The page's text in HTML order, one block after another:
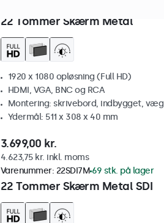
22 Tommer Skærm Metal
1920 x 1080 opløsning (Full HD)
HDMI, VGA, BNC og RCA
Montering: skrivebord, indbygget, væg
Ydermål: 511 x 308 x 40 mm
3.699,00 kr.
4.623,75 kr. inkl. moms
22 Tommer Skærm Metal SDI
Varenummer: 22SDI7M 69 stk. på lager